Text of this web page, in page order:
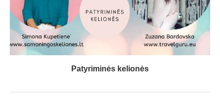
Patyriminės kelionės